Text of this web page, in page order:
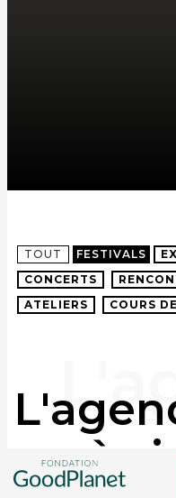
TOUT FESTIVALS
CONCERTS
ATELIERS
COURS
après